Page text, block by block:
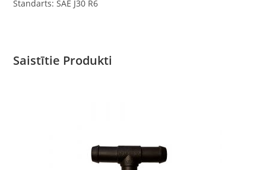
Standarts: SAE J30 R6
Saistītie Produkti